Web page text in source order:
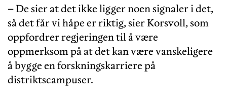
– De sier at det ikke ligger noen signaler i det,
så det får vi håpe er riktig, sier Korsvoll, som
oppfordrer regjeringen til å være
oppmerksom på at det kan være vanskeligere
å bygge en forskningskarriere på
distriktscampuser.